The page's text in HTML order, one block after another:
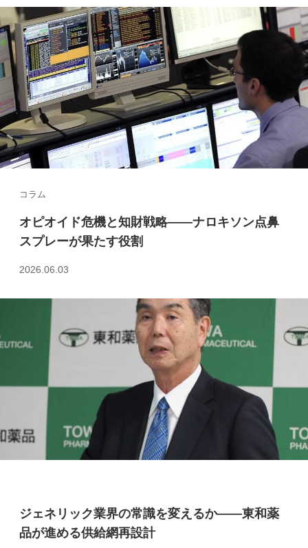
コラム
オピオイド危機と知財戦略――ナロキソン点鼻
スプレーが果たす役割
2026.06.03
ジェネリック業界の常識を変えるか――東和薬
品が進める供給網再設計